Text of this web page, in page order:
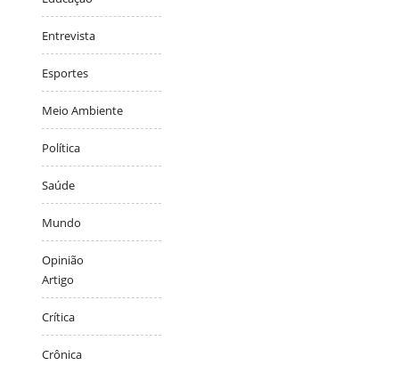
Entrevista
Esportes
Meio Ambiente
Política
Saúde
Mundo
Opinião
Artigo
Crítica
Crônica